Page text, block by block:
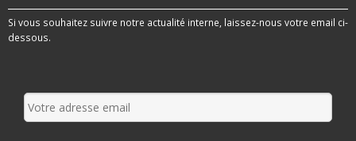
Si vous souhaitez suivre notre actualité interne, laissez-nous votre email ci-
dessous.